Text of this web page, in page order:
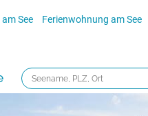
See Ferienwohnung am See